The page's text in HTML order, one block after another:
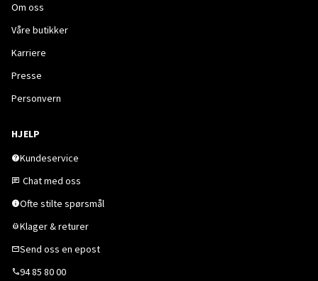
Om oss
Våre butikker
Karriere
Presse
Personvern
HJELP
Kundeservice
Chat med oss
Ofte stilte spørsmål
Klager & returer
Send oss en epost
94 85 80 00